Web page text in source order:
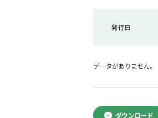
発行日
データがありません。
ダウンロード